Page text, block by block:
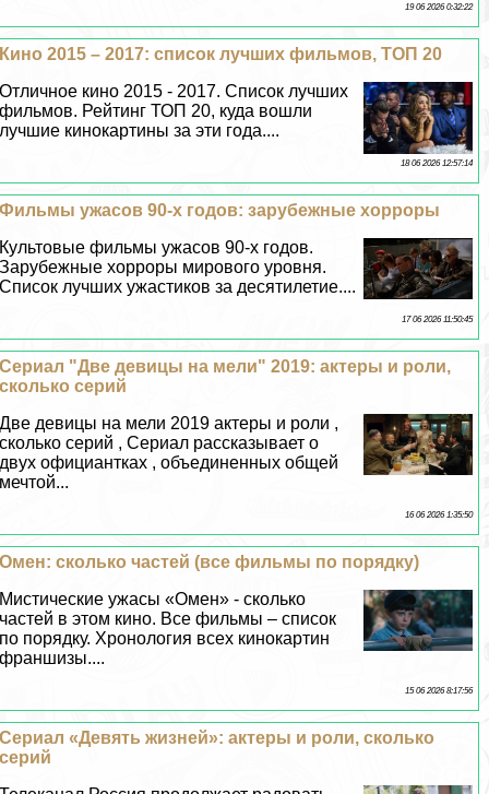
19 06 2026 0:32:22
Кино 2015 – 2017: список лучших фильмов, ТОП 20
Отличное кино 2015 - 2017. Список лучших
фильмов. Рейтинг ТОП 20, куда вошли
лучшие кинокартины за эти года....
18 06 2026 12:57:14
Фильмы ужасов 90-х годов: зарубежные хорроры
Культовые фильмы ужасов 90-х годов.
Зарубежные хорроры мирового уровня.
Список лучших ужастиков за десятилетие....
17 06 2026 11:50:45
Сериал "Две дeвицы на мели" 2019: актеры и роли,
сколько серий
Две дeвицы на мели 2019 актеры и роли ,
сколько серий , Сериал рассказывает о
двух официантках , объединенных общей
мечтой...
16 06 2026 1:35:50
Омен: сколько частей (все фильмы по порядку)
Мистические ужасы «Омен» - сколько
частей в этом кино. Все фильмы – список
по порядку. Хронология всех кинокартин
франшизы....
15 06 2026 8:17:56
Сериал «Девять жизней»: актеры и роли, сколько
серий